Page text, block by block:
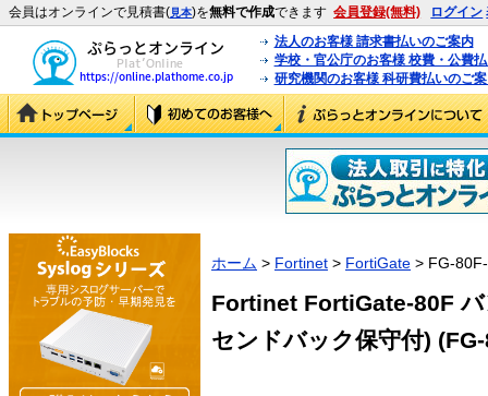
会員はオンラインで見積書(見本)を無料で作成できます 会員登録(無料) ログイン
法人のお客様 請求書払いのご案内
学校・官公庁のお客様 校費・公費
研究機関のお客様 科研費払いのご
ホーム > Fortinet > FortiGate > FG-
Fortinet FortiGate-80F
センドバック保守付)